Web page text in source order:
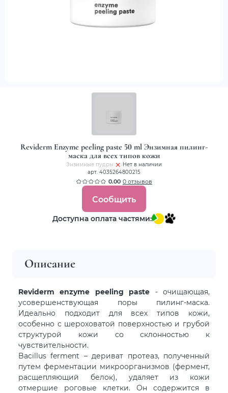
Reviderm Enzyme peeling paste 50 ml Энзимная пилинг-
маска для всех типов кожи
Энзимные пудры
Нет в наличии
арт. 4035264800215
0.00 0 отзывов
Сообщить
Доступна оплата частями:
Описание
Reviderm enzyme peeling paste - очищающая,
усовершенствующая поры пилинг-маска.
Идеально подходит для всех типов кожи,
особенно с шероховатой поверхностью и грубой
структурой кожи со склонностью к
чувствительности.
Bacillus ferment – дериват протеаз, полученный
путем ферментации микроорганизмов (фермент,
расщепляющий белок), удаляет из кожи
отмершие роговые клетки. Он содержится в